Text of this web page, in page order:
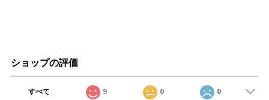
ショップの評価
すべて 9 0 0